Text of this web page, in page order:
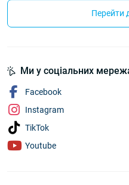
Перейти
Ми у соціальних
Facebook
Instagram
TikTok
Youtube